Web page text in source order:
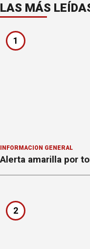
LAS MÁS
1
INFORMACION GENERAL
Alerta amarilla por
2